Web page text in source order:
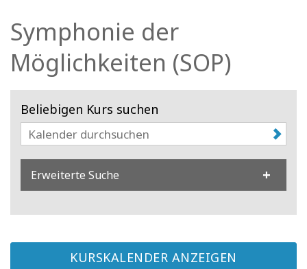
Shop
Neuigkeiten
Symphonie der
Möglichkeiten (SOP)
Beliebigen Kurs suchen
Erweiterte Suche
KURSKALENDER ANZEIGEN